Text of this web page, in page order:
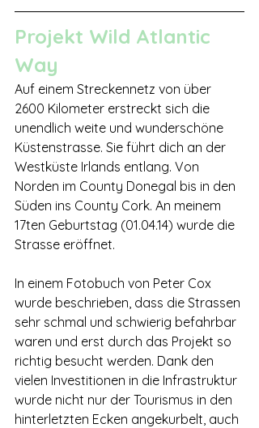
Projekt Wild Atlantic
Way
Auf einem Streckennetz von über
2600 Kilometer erstreckt sich die
unendlich weite und wunderschöne
Küstenstrasse. Sie führt dich an der
Westküste Irlands entlang. Von
Norden im County Donegal bis in den
Süden ins County Cork. An meinem
17ten Geburtstag (01.04.14) wurde die
Strasse eröffnet.
In einem Fotobuch von Peter Cox
wurde beschrieben, dass die Strassen
sehr schmal und schwierig befahrbar
waren und erst durch das Projekt so
richtig besucht werden. Dank den
vielen Investitionen in die Infrastruktur
wurde nicht nur der Tourismus in den
hinterletzten Ecken angekurbelt, auch